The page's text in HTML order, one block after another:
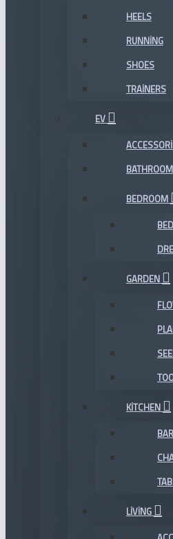
HEELS
RUNNING
SHOES
TRAINERS
EV
BATHROOM
BEDROOM
GARDEN
KITCHEN
LIVING